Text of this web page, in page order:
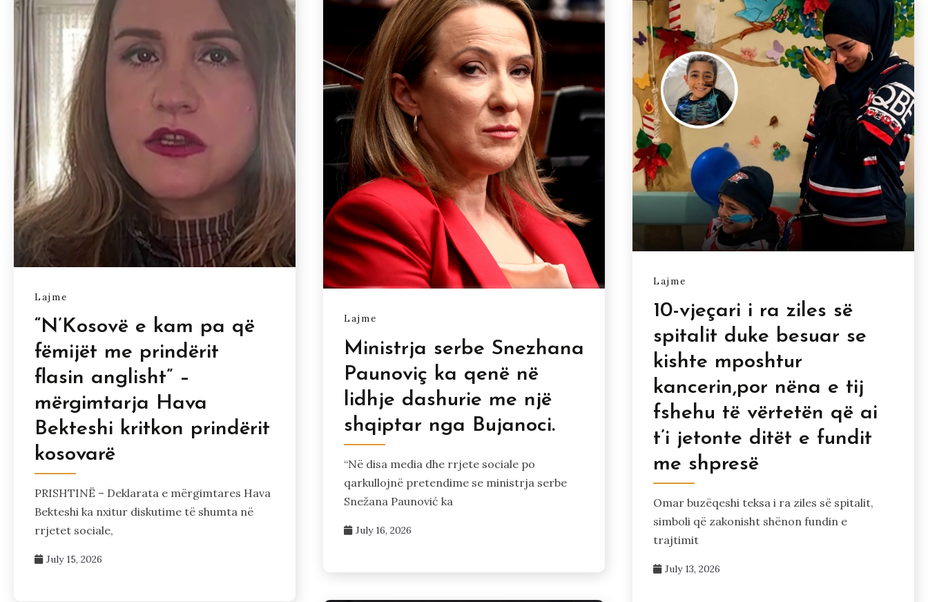
Lajme
Ministrja serbe Snezhana
Paunoviç ka qenë në
lidhje dashurie me një
shqiptar nga Bujanoci.
“Në disa media dhe rrjete sociale po
qarkullojnë pretendime se ministrja serbe
Snežana Paunović ka
July 16, 2026
Lajme
“N’Kosovë e kam pa që
fëmijët me prindërit
flasin anglisht” –
mërgimtarja Hava
Bekteshi kritkon prindërit
kosovarë
PRISHTINË – Deklarata e mërgimtares Hava
Bekteshi ka nxitur diskutime të shumta në
rrjetet sociale,
July 15, 2026
Lajme
10-vjeçari i ra ziles së
spitalit duke besuar se
kishte mposhtur
kancerin,por nëna e tij
fshehu të vërtetën që ai
t’i jetonte ditët e fundit
me shpresë
Omar buzëqeshi teksa i ra ziles së spitalit,
simboli që zakonisht shënon fundin e
trajtimit
July 13, 2026